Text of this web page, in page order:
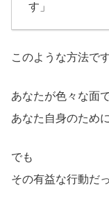
す」
このような方法です
あなたが色々な面
あなた自身のため
でも
その有益な行動だ